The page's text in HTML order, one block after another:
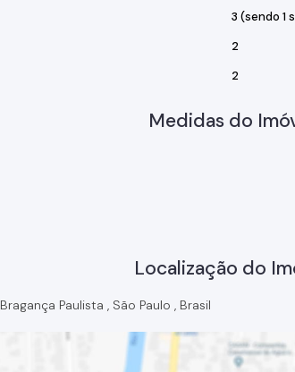
3 (sendo 1
2
2
Medidas do
Localização do
Bragança Paulista , São Paulo , Brasil